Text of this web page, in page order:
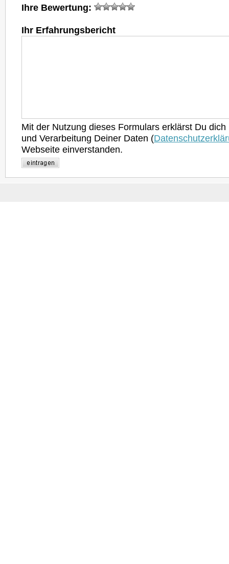
Ihre Bewertung:
Ihr Erfahrungsbericht
Mit der Nutzung dieses Formulars erklärst Du
und Verarbeitung Deiner Daten (
Webseite einverstanden.